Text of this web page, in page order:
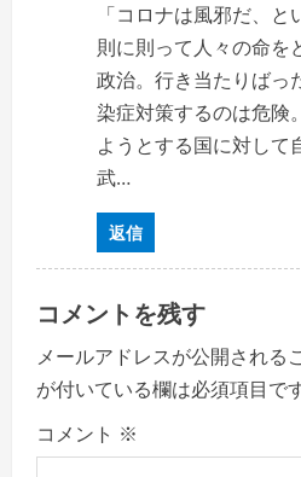
「コロナは風邪だ、
則に則って人々の命を
政治。行き当たりばっ
染症対策するのは危険
ようとする国に対して
武…
返信
コメントを残す
メールアドレスが公開される
が付いている欄は必須項目で
コメント ※